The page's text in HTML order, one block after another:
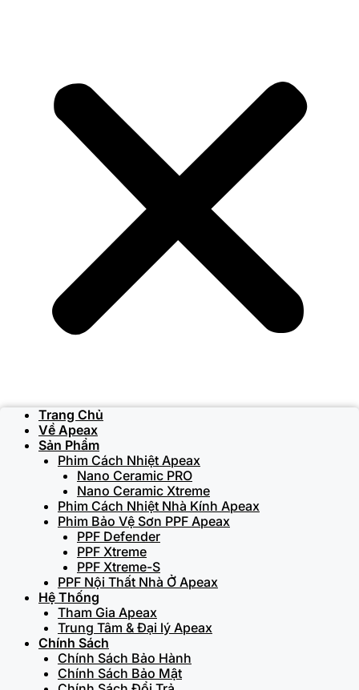
Trang Chủ
Về Apeax
Sản Phẩm
Phim Cách Nhiệt Apeax
Nano Ceramic PRO
Nano Ceramic Xtreme
Phim Cách Nhiệt Nhà Kính Apeax
Phim Bảo Vệ Sơn PPF Apeax
PPF Defender
PPF Xtreme
PPF Xtreme-S
PPF Nội Thất Nhà Ở Apeax
Hệ Thống
Tham Gia Apeax
Trung Tâm & Đại lý Apeax
Chính Sách
Chính Sách Bảo Hành
Chính Sách Bảo Mật